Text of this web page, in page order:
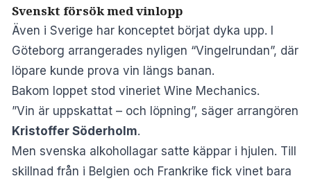
Svenskt försök med vinlopp
Även i Sverige har konceptet börjat dyka upp. I
Göteborg arrangerades nyligen “Vingelrundan”, där
löpare kunde prova vin längs banan.
Bakom loppet stod vineriet Wine Mechanics.
”Vin är uppskattat – och löpning”, säger arrangören
Kristoffer Söderholm.
Men svenska alkohollagar satte käppar i hjulen. Till
skillnad från i Belgien och Frankrike fick vinet bara